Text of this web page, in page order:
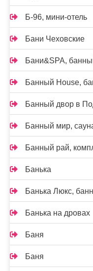
Б-96, мини-отель
Бани Чеховские
Бани&SPA,
Банный House,
Банный двор в
Банный мир,
Банный рай,
Банька
Банька Люкс,
Банька на дровах
Баня
Баня